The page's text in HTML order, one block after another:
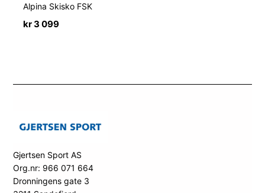
Alpina Skisko FSK
kr3 099
Gjertsen Sport AS
Org.nr: 966 071 664
Dronningens gate 3